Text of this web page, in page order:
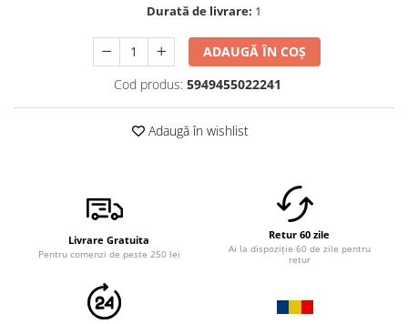
Durată de livrare: 1
ADAUGĂ ÎN COȘ
Cod produs: 5949455022241
Adaugă în wishlist
Livrare Gratuita
Pentru comenzi de peste 250 lei
Retur 60 zile
Ai la dispoziție 60 de zile pentru
retur